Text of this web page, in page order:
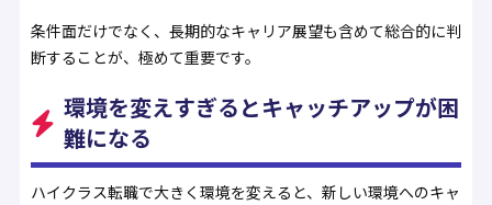
条件面だけでなく、長期的なキャリア展望も含めて総合的に判
断することが、極めて重要です。
環境を変えすぎるとキャッチアップが困
難になる
ハイクラス転職で大きく環境を変えると、新しい環境へのキャ